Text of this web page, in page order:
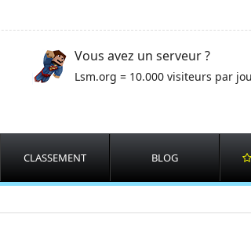
Vous avez un serveur ?
Lsm.org = 10.000 visiteurs par
CLASSEMENT BLOG